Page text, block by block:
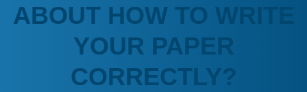
ABOUT HOW TO WRITE
YOUR PAPER
CORRECTLY?